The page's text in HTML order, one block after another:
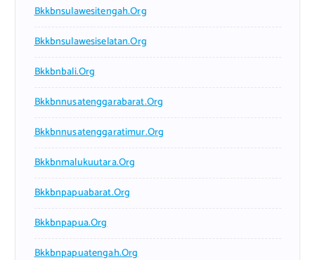
Bkkbnsulawesitengah.org
Bkkbnsulawesiselatan.org
Bkkbnbali.org
Bkkbnnusatenggarabarat.org
Bkkbnnusatenggaratimur.org
Bkkbnmalukuutara.org
Bkkbnpapuabarat.org
Bkkbnpapua.org
Bkkbnpapuatengah.org